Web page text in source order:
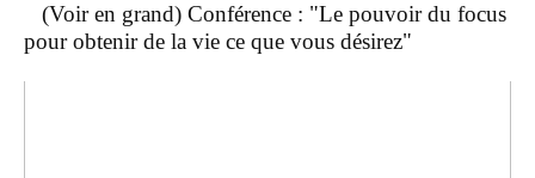
(Voir en grand) Conférence : "Le pouvoir du focus
pour obtenir de la vie ce que vous désirez"